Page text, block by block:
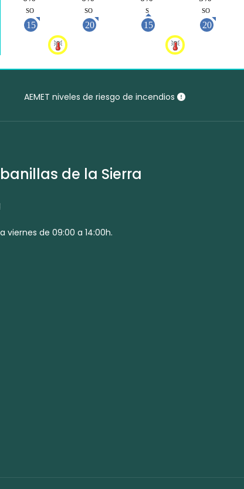
AEMET niveles de riesgo de incendios
de la Sierra
viernes de 09:00 a 14:00h.